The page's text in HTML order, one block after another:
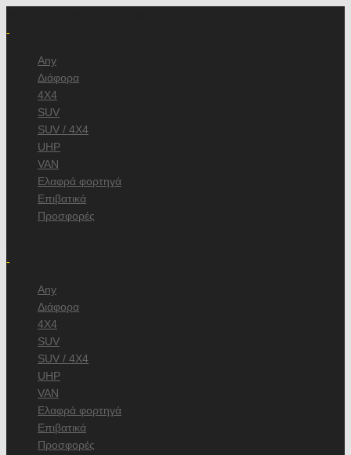
-
Any
Διάφορα
4X4
SUV
SUV / 4X4
UHP
VAN
Ελαφρά φορτηγά
Επιβατικά
Προσφορές
-
Any
Διάφορα
4X4
SUV
SUV / 4X4
UHP
VAN
Ελαφρά φορτηγά
Επιβατικά
Προσφορές